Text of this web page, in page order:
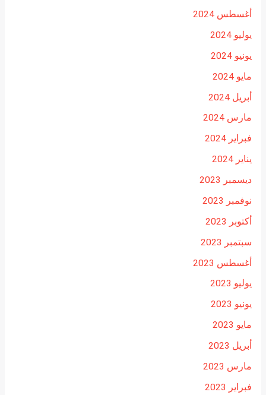
أغسطس 2024
يوليو 2024
يونيو 2024
مايو 2024
أبريل 2024
مارس 2024
فبراير 2024
يناير 2024
ديسمبر 2023
نوفمبر 2023
أكتوبر 2023
سبتمبر 2023
أغسطس 2023
يوليو 2023
يونيو 2023
مايو 2023
أبريل 2023
مارس 2023
فبراير 2023